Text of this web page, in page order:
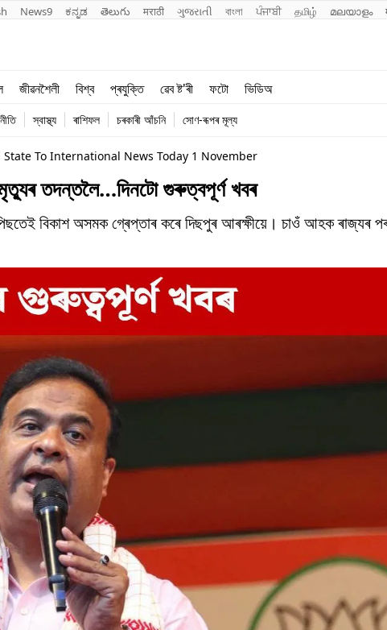
News9 ಕನ್ನಡ తెలుగు मराठी ગુજરાતી বাংলা ਪੰਜਾਬੀ தமிழ் മലയാളം
জীৱনশৈলী বিশ্ব প্ৰযুক্তি ৱেব ষ্ট'ৰী ফটো ভিডিঅ
খেল
জীৱনশৈলী
স্বাস্থ্য ৰাশিফল চৰকাৰী আঁচনি সোণ-ৰূপৰ মূল্য
To International News Today 1 November
মৃত্যুৰ তদন্তলৈ…দিনটো গুৰুত্বপূৰ্ণ খবৰ
বিকাশ অসমক গ্ৰেপ্তাৰ কৰে দিছপুৰ আৰক্ষীয়ে। চাওঁ আহক ৰাজ্যৰ